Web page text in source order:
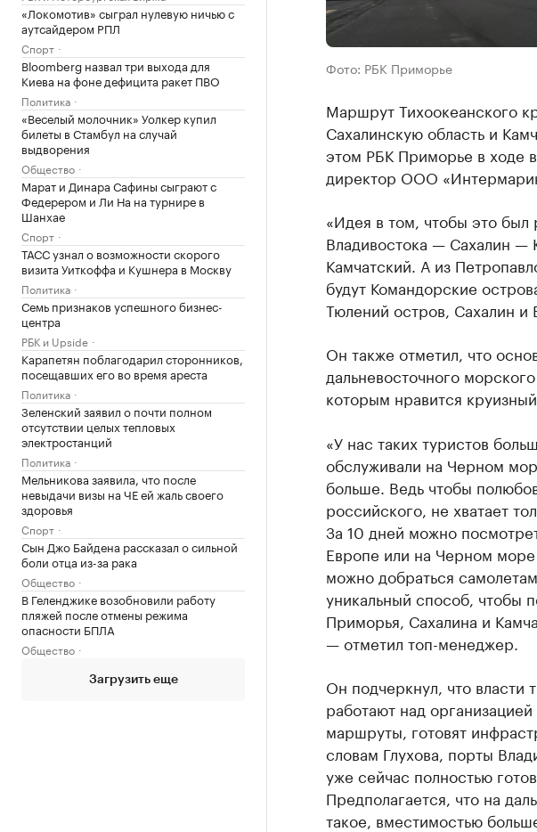
«Локомотив» сыграл нулевую ничью с
аутсайдером РПЛ
Спорт
Bloomberg назвал три выхода для
Киева на фоне дефицита ракет ПВО
Политика
«Веселый молочник» Уолкер купил
билеты в Стамбул на случай
выдворения
Общество
Марат и Динара Сафины сыграют с
Федерером и Ли На на турнире в
Шанхае
Спорт
ТАСС узнал о возможности скорого
визита Уиткоффа и Кушнера в Москву
Политика
Семь признаков успешного бизнес-
центра
РБК и Upside
Карапетян поблагодарил сторонников,
посещавших его во время ареста
Политика
Зеленский заявил о почти полном
отсутствии целых тепловых
электростанций
Политика
Мельникова заявила, что после
невыдачи визы на ЧЕ ей жаль своего
здоровья
Спорт
Сын Джо Байдена рассказал о сильной
боли отца из-за рака
Общество
В Геленджике возобновили работу
пляжей после отмены режима
опасности БПЛА
Общество
Загрузить еще
Фото: РБК Приморье
Маршрут Тихоокеанского
Сахалинскую область и
этом РБК Приморье в ходе
директор ООО
«Идея в том, чтобы это
Владивостока — Сахалин —
Камчатский. А из
будут Командорские
Тюлений остров, Сахалин и
Он также отметил, что
дальневосточного
которым нравится
«У нас таких туристов
обслуживали на Черном
больше. Ведь чтобы
российского, не хватает
За 10 дней можно
Европе или на Черном
можно добраться
уникальный способ, чтобы
Приморья, Сахалина и
— отметил топ-менеджер.
Он подчеркнул, что власти
работают над
маршруты, готовят
словам Глухова, порты
уже сейчас полностью
Предполагается, что на
такое, вместимостью